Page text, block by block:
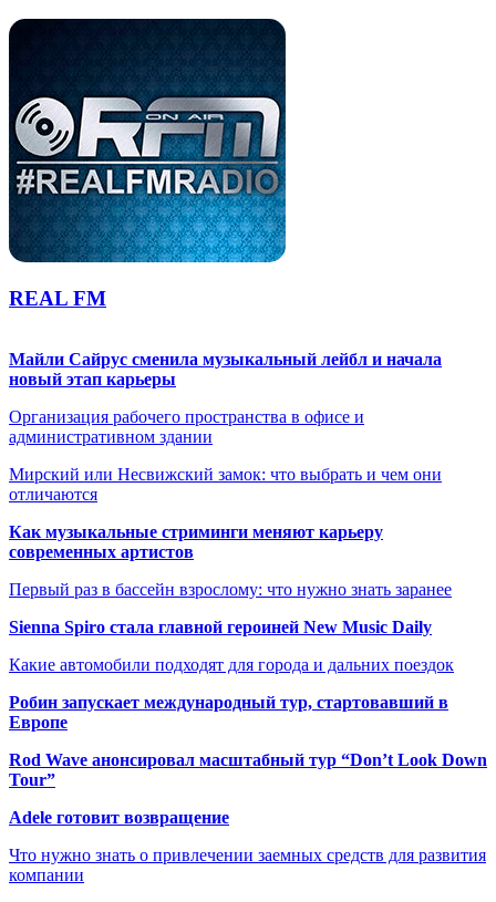
REAL FM
Майли Сайрус сменила музыкальный лейбл и начала
новый этап карьеры
Организация рабочего пространства в офисе и
административном здании
Мирский или Несвижский замок: что выбрать и чем они
отличаются
Как музыкальные стриминги меняют карьеру
современных артистов
Первый раз в бассейн взрослому: что нужно знать заранее
Sienna Spiro стала главной героиней New Music Daily
Какие автомобили подходят для города и дальних поездок
Робин запускает международный тур, стартовавший в
Европе
Rod Wave анонсировал масштабный тур “Don’t Look Down
Tour”
Adele готовит возвращение
Что нужно знать о привлечении заемных средств для развития
компании